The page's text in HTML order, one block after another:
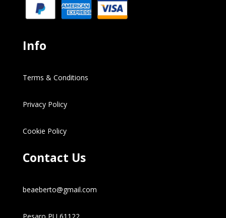
Info
Terms & Conditions
Privacy Policy
Cookie Policy
Contact Us
beaeberto@gmail.com